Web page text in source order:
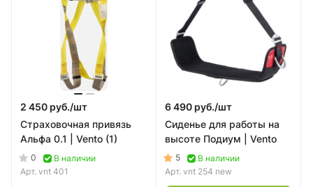
2 450 руб./шт
Страховочная привязь
Альфа 0.1 | Vento (1)
0
В наличии
Арт. vnt 401
6 490 руб./шт
Сиденье для работы на
высоте Подиум | Vento
5
В наличии
Арт. vnt 254 new